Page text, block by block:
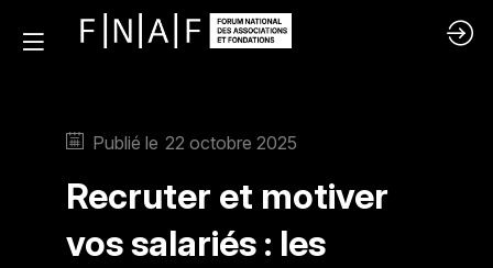
Publié le 22 octobre 2025
Recruter et motiver
vos salariés : les